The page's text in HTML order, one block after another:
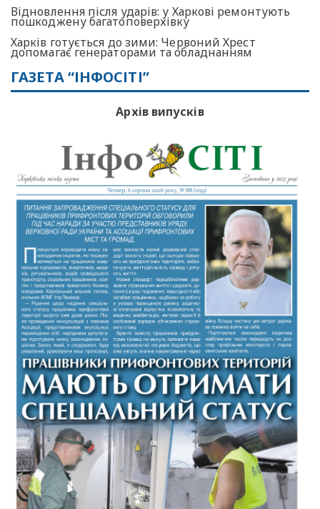
Відновлення після ударів: у Харкові ремонтують
пошкоджену багатоповерхівку
Харків готується до зими: Червоний Хрест
допомагає генераторами та обладнанням
ГАЗЕТА “ІНФОСІТІ”
Архів випусків